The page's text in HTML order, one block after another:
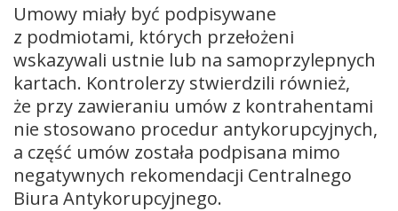
Umowy miały być podpisywane
z podmiotami, których przełożeni
wskazywali ustnie lub na samoprzylepnych
kartach. Kontrolerzy stwierdzili również,
że przy zawieraniu umów z kontrahentami
nie stosowano procedur antykorupcyjnych,
a część umów została podpisana mimo
negatywnych rekomendacji Centralnego
Biura Antykorupcyjnego.